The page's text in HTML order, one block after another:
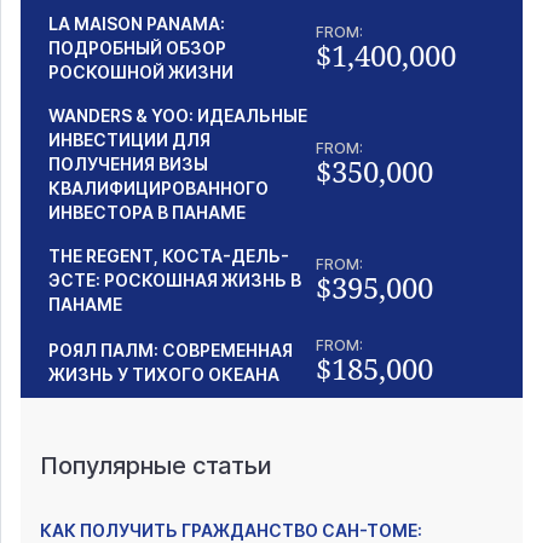
LA MAISON PANAMA:
ПОДРОБНЫЙ ОБЗОР
РОСКОШНОЙ ЖИЗНИ
FROM:
$1,400,000
WANDERS & YOO: ИДЕАЛЬНЫЕ
ИНВЕСТИЦИИ ДЛЯ
ПОЛУЧЕНИЯ ВИЗЫ
КВАЛИФИЦИРОВАННОГО
ИНВЕСТОРА В ПАНАМЕ
FROM:
$350,000
THE REGENT, КОСТА-ДЕЛЬ-
ЭСТЕ: РОСКОШНАЯ ЖИЗНЬ В
ПАНАМЕ
FROM:
$395,000
РОЯЛ ПАЛМ: СОВРЕМЕННАЯ
ЖИЗНЬ У ТИХОГО ОКЕАНА
FROM:
$185,000
Популярные статьи
КАК ПОЛУЧИТЬ ГРАЖДАНСТВО САН-ТОМЕ: